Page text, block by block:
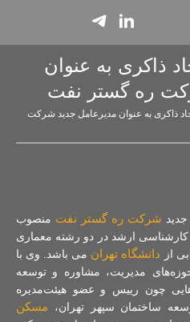
ذاکری به عنوان
ره گستر نفت
ذاکری به عنوان مدیرعامل جدید شرکت
شرکت ره گستر نفت منصوب
ارشد در دو رشته معماری
از دانشگاه تهران می باشد. وی با
مدیریت، مشاوره و توسعه
چون رییس و عضو هیئت‌مدیره
ساختمان سپهر تهران، مسکن